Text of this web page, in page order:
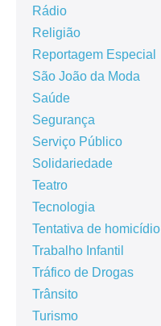
Rádio
Religião
Reportagem Especial
São João da Moda
Saúde
Segurança
Serviço Público
Solidariedade
Teatro
Tecnologia
Tentativa de homicídio
Trabalho Infantil
Tráfico de Drogas
Trânsito
Turismo